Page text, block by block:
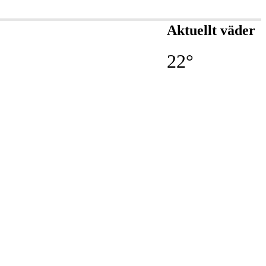
Aktuellt väder
22°